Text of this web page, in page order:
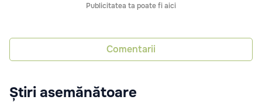
Publicitatea ta poate fi aici
Comentarii
Știri asemănătoare